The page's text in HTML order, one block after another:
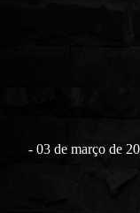
- 03 de março de